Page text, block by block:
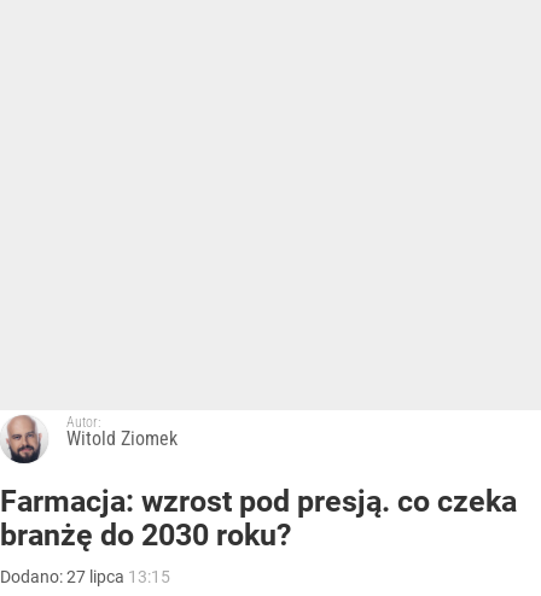
Autor:
Witold Ziomek
Farmacja: wzrost pod presją. co czeka
branżę do 2030 roku?
Dodano:27 lipca 13:15